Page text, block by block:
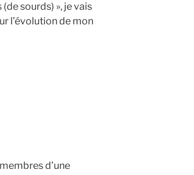
sourds) », je vais
l’évolution de mon
d’une